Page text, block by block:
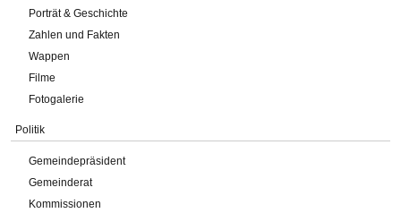
Porträt & Geschichte
Zahlen und Fakten
Wappen
Filme
Fotogalerie
Politik
Gemeindepräsident
Gemeinderat
Kommissionen